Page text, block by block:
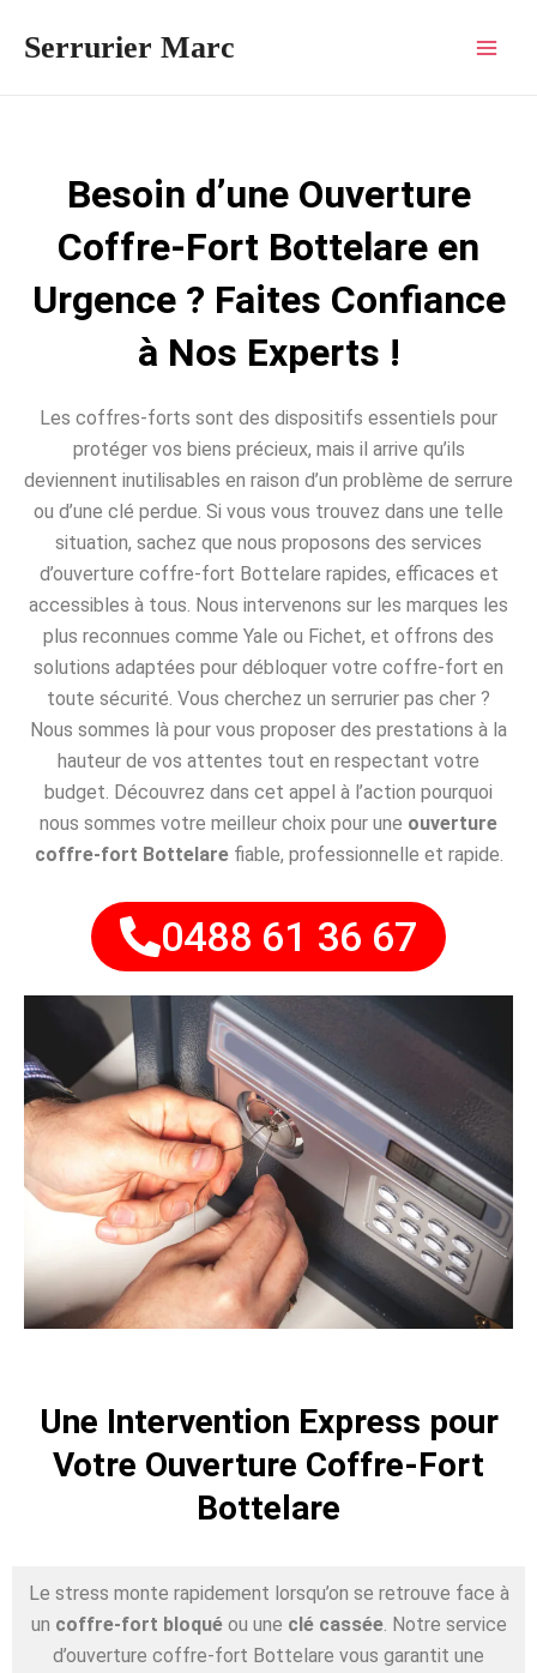
Serrurier Marc
Besoin d’une Ouverture
Coffre-Fort Bottelare en
Urgence ? Faites Confiance
à Nos Experts !
Les coffres-forts sont des dispositifs essentiels pour
protéger vos biens précieux, mais il arrive qu’ils
deviennent inutilisables en raison d’un problème de serrure
ou d’une clé perdue. Si vous vous trouvez dans une telle
situation, sachez que nous proposons des services
d’ouverture coffre-fort Bottelare rapides, efficaces et
accessibles à tous. Nous intervenons sur les marques les
plus reconnues comme Yale ou Fichet, et offrons des
solutions adaptées pour débloquer votre coffre-fort en
toute sécurité. Vous cherchez un serrurier pas cher ?
Nous sommes là pour vous proposer des prestations à la
hauteur de vos attentes tout en respectant votre
budget. Découvrez dans cet appel à l’action pourquoi
nous sommes votre meilleur choix pour une ouverture
coffre-fort Bottelarefiable, professionnelle et rapide.
0488 61 36 67
Une Intervention Express pour
Votre Ouverture Coffre-Fort
Bottelare
Le stress monte rapidement lorsqu’on se retrouve face à
un coffre-fort bloquéou une clé cassée. Notre service
d’ouverture coffre-fort Bottelare vous garantit une